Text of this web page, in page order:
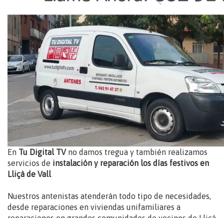
En Tu Digital TVno damos tregua y también realizamos
servicios de instalación y reparación los días festivos en
Lliçà de Vall
Nuestros antenistas atenderán todo tipo de necesidades,
desde reparaciones en viviendas unifamiliares a